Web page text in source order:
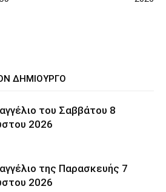
ΔΗΜΙΟΥΡΓΟ
του Σαββάτου 8
2026
της Παρασκευής 7
2026